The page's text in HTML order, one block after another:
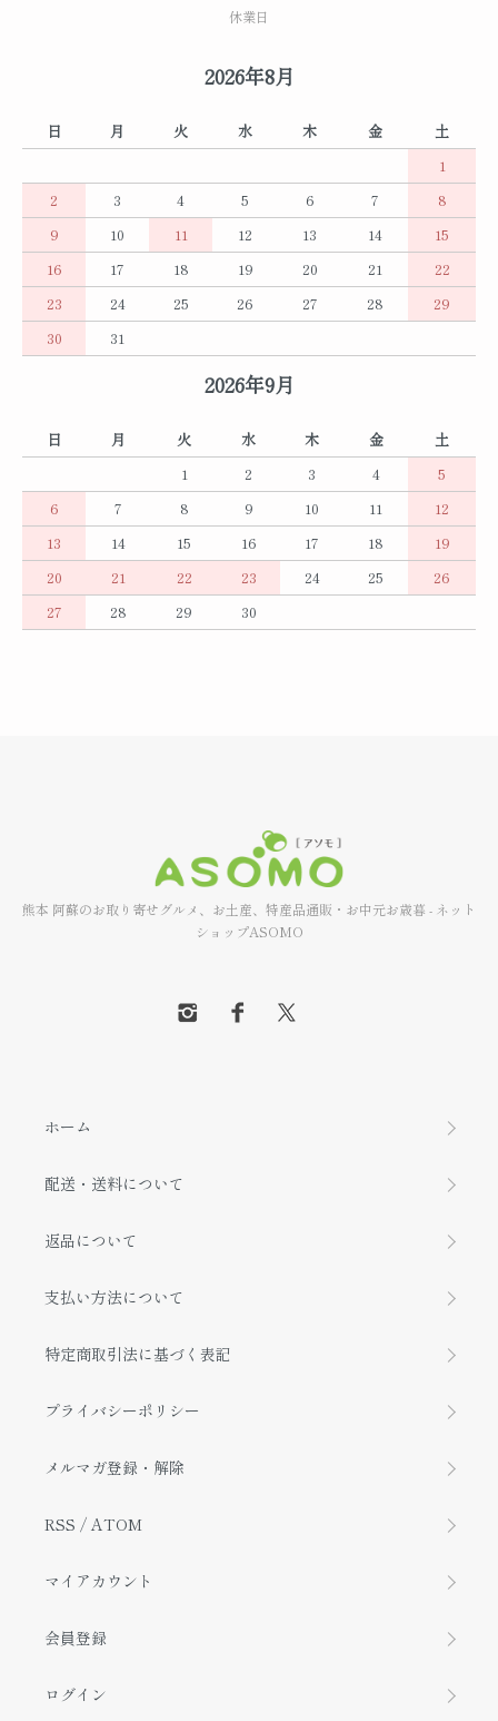
休業日
2026年8月
日 月 火 水 木 金
土
1
2
3 4 5 6 7
8
9
10 11 12 13 14
15
16
17 18 19 20 21
22
23
24 25 26 27 28
29
30
31
2026年9月
日 月 火 水 木 金
土
1
2 3 4
5
6
7 8 9 10 11
12
13
14 15 16 17 18
19
20
21 22 23 24 25
26
27
28 29 30
熊本 阿蘇のお取り寄せグルメ、お土産、特産品通販・お中元お歳暮 - ネット
ショップASOMO
ホーム
配送・送料について
返品について
支払い方法について
特定商取引法に基づく表記
プライバシーポリシー
メルマガ登録・解除
RSS / ATOM
マイアカウント
会員登録
ログイン